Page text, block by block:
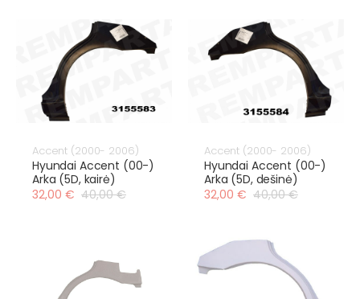
Accent (2000- 2006)
Hyundai Accent (00-)
Arka (5D, kairė)
32,00 € 40,00 €
Accent (2000- 2006)
Hyundai Accent (00-)
Arka (5D, dešinė)
32,00 € 40,00 €